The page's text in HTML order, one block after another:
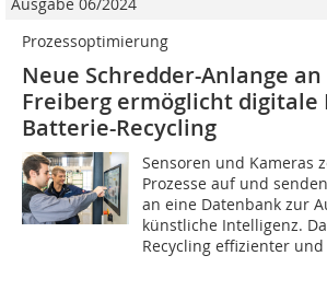
Ausgabe 06/2024
Prozessoptimierung
Neue Schredder-Anlange an
Freiberg ermöglicht digitale
Batterie-Recycling
Sensoren und Kameras
Prozesse auf und
an eine Datenbank zur
künstliche Intelligenz.
Recycling effizienter